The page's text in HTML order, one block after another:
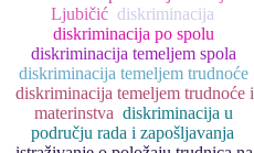
Ljubičić diskriminacija
diskriminacija po spolu
diskriminacija temeljem spola
diskriminacija temeljem trudnoće
diskriminacija temeljem trudnoće i
materinstva diskriminacija u
području rada i zapošljavanja